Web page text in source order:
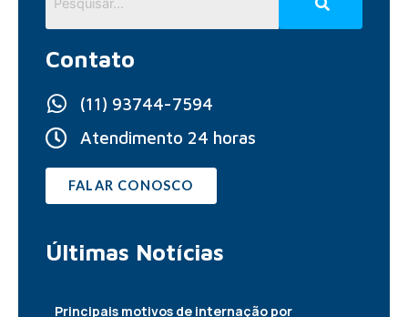
Contato
(11) 93744-7594
Atendimento 24 horas
FALAR CONOSCO
Últimas Notícias
Principais motivos de internação por